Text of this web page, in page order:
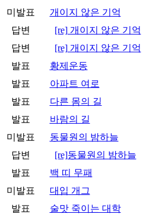
미발표
개이지 않은 기억
답변
[re] 개이지 않은 기억
답변
[re] 개이지 않은 기억
발표
황제운동
발표
아파트 여로
발표
다른 몸의 길
발표
바람의 길
미발표
동물원의 밤하늘
답변
[re]동물원의 밤하늘
발표
백 띠 무패
미발표
대입 개그
발표
술맛 죽이는 대학